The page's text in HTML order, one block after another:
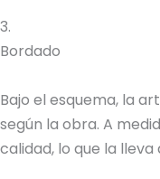
3.
Bordado
Bajo el esquema, la
según la obra. A
calidad, lo que la